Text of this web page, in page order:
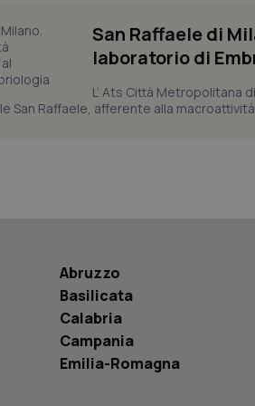
San Raffaele di
laboratorio di
L’ Ats Città Metropolitana
San Raffaele, afferente alla
Abruzzo
Basilicata
Calabria
Campania
Emilia-Romagna
tracking-enable